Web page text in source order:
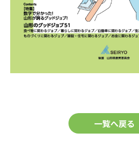
一覧へ戻る